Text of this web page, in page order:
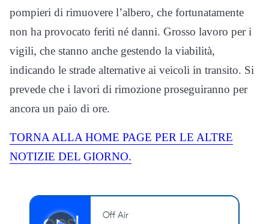
pompieri di rimuovere l’albero, che fortunatamente
non ha provocato feriti né danni. Grosso lavoro per i
vigili, che stanno anche gestendo la viabilità,
indicando le strade alternative ai veicoli in transito. Si
prevede che i lavori di rimozione proseguiranno per
ancora un paio di ore.
TORNA ALLA HOME PAGE PER LE ALTRE
NOTIZIE DEL GIORNO.